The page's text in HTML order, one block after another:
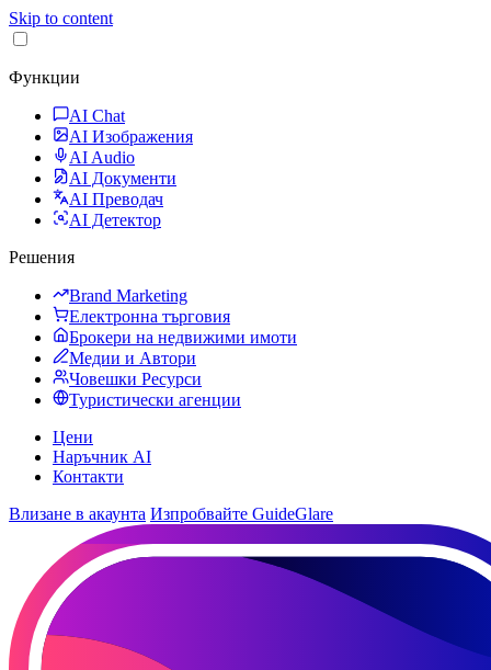
Skip to content
Функции
AI Chat
AI Изображения
AI Audio
AI Документи
AI Преводач
AI Детектор
Решения
Brand Marketing
Електронна търговия
Брокери на недвижими имоти
Медии и Автори
Човешки Ресурси
Туристически агенции
Цени
Наръчник AI
Контакти
Влизане в акаунта Изпробвайте GuideGlare